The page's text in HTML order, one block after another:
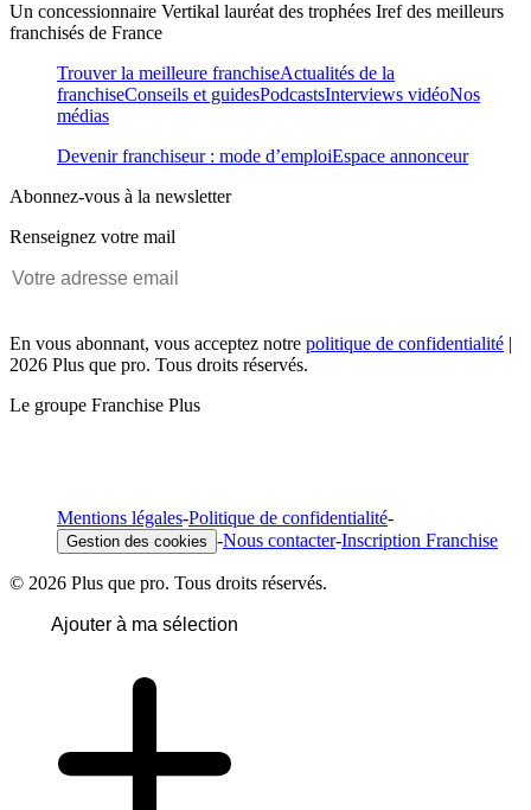
Un concessionnaire Vertikal lauréat des trophées Iref des meilleurs
franchisés de France
Trouver la meilleure franchiseActualités de la
franchiseConseils et guidesPodcastsInterviews vidéoNos
médias
Devenir franchiseur : mode d’emploiEspace annonceur
Abonnez-vous à la newsletter
Renseignez votre mail
En vous abonnant, vous acceptez notre politique de confidentialité |
2026 Plus que pro. Tous droits réservés.
Le groupe Franchise Plus
Mentions légales-Politique de confidentialité-
Gestion des cookies -Nous contacter-Inscription Franchise
© 2026 Plus que pro. Tous droits réservés.
Ajouter à ma sélection